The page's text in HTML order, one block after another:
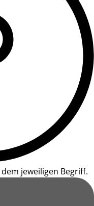
jeweiligen Begriff.